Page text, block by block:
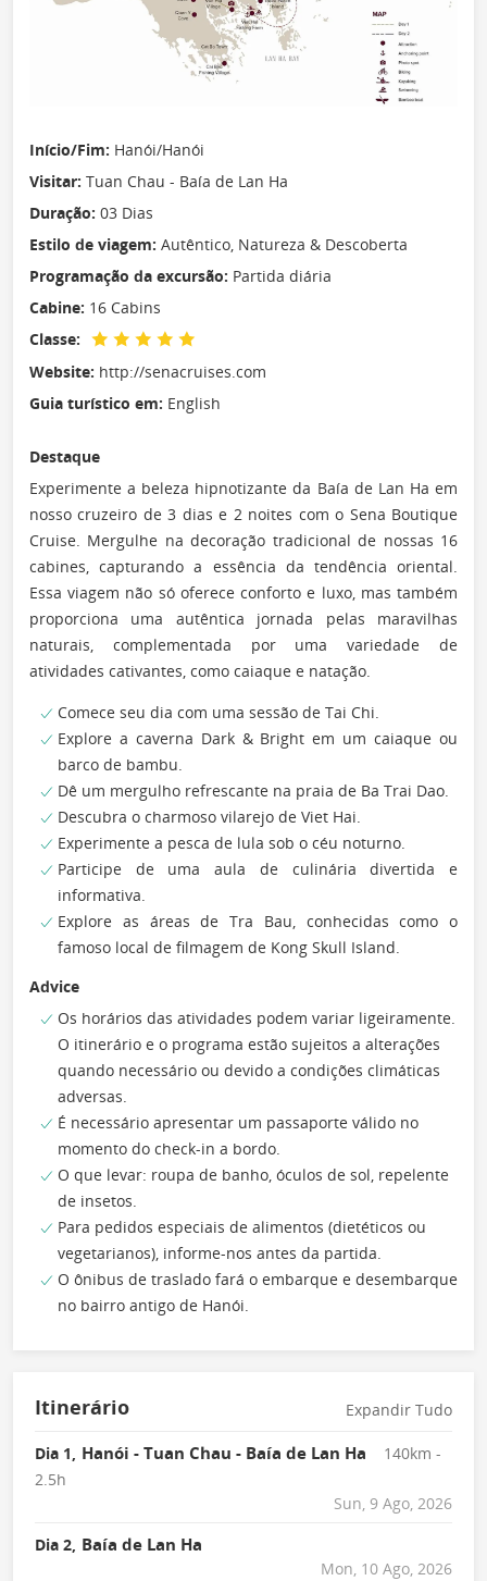
Início/Fim: Hanói/Hanói
Visitar: Tuan Chau - Baía de Lan Ha
Duração: 03 Dias
Estilo de viagem: Autêntico, Natureza & Descoberta
Programação da excursão: Partida diária
Cabine: 16 Cabins
Classe:
Website: http://senacruises.com
Guia turístico em: English
Destaque
Experimente a beleza hipnotizante da Baía de Lan Ha em
nosso cruzeiro de 3 dias e 2 noites com o Sena Boutique
Cruise. Mergulhe na decoração tradicional de nossas 16
cabines, capturando a essência da tendência oriental.
Essa viagem não só oferece conforto e luxo, mas também
proporciona uma autêntica jornada pelas maravilhas
naturais, complementada por uma variedade de
atividades cativantes, como caiaque e natação.
Comece seu dia com uma sessão de Tai Chi.
Explore a caverna Dark & Bright em um caiaque ou
barco de bambu.
Dê um mergulho refrescante na praia de Ba Trai Dao.
Descubra o charmoso vilarejo de Viet Hai.
Experimente a pesca de lula sob o céu noturno.
Participe de uma aula de culinária divertida e
informativa.
Explore as áreas de Tra Bau, conhecidas como o
famoso local de filmagem de Kong Skull Island.
Advice
Os horários das atividades podem variar ligeiramente.
O itinerário e o programa estão sujeitos a alterações
quando necessário ou devido a condições climáticas
adversas.
É necessário apresentar um passaporte válido no
momento do check-in a bordo.
O que levar: roupa de banho, óculos de sol, repelente
de insetos.
Para pedidos especiais de alimentos (dietéticos ou
vegetarianos), informe-nos antes da partida.
O ônibus de traslado fará o embarque e desembarque
no bairro antigo de Hanói.
Itinerário Expandir Tudo
Dia 1, Hanói - Tuan Chau - Baía de Lan Ha
140km -
2.5h
Sun, 9 Ago, 2026
Dia 2, Baía de Lan Ha
Mon, 10 Ago, 2026